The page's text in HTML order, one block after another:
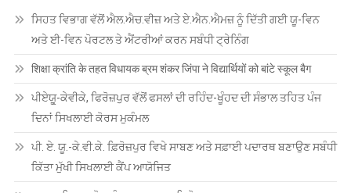
ਸਿਹਤ ਵਿਭਾਗ ਵੱਲੋਂ ਐਲ.ਐਚ.ਵੀਜ਼ ਅਤੇ ਏ.ਐਨ.ਐਮਜ਼ ਨੂੰ ਦਿੱਤੀ ਗਈ ਯੂ-ਵਿਨ
ਅਤੇ ਈ-ਵਿਨ ਪੋਰਟਲ ਤੇ ਐਂਟਰੀਆਂ ਕਰਨ ਸਬੰਧੀ ਟ੍ਰੇਨਿੰਗ
शिक्षा क्रांति के तहत विधायक ब्रम शंकर जिंपा ने विद्यार्थियों को बांटे स्कूल बैग
ਪੀਏਯੂੑ-ਕੇਵੀਕੇ, ਫਿਰੋਜ਼ਪੁਰ ਵੱਲੋਂ ਫਸਲਾਂ ਦੀ ਰਹਿੰਦ-ਖੂੰਹਦ ਦੀ ਸੰਭਾਲ ਤਹਿਤ ਪੰਜ
ਦਿਨਾਂ ਸਿਖਲਾਈ ਕੋਰਸ ਮੁਕੰਮਲ
ਪੀ. ਏ. ਯੂ.-ਕੇ.ਵੀ.ਕੇ. ਫ਼ਿਰੋਜ਼ਪੁਰ ਵਿਖੇ ਸਾਬਣ ਅਤੇ ਸਫ਼ਾਈ ਪਦਾਰਥ ਬਣਾਉਣ ਸਬੰਧੀ
ਕਿੱਤਾ ਮੁੱਖੀ ਸਿਖਲਾਈ ਕੈਂਪ ਆਯੋਜਿਤ